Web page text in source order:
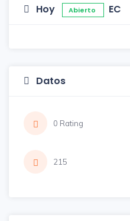
Hoy Abierto EC
Datos
0 Rating
215